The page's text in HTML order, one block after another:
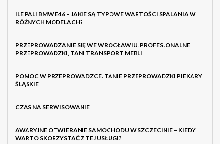
ILE PALI BMW E46 – JAKIE SĄ TYPOWE WARTOŚCI SPALANIA W
RÓŻNYCH MODELACH?
PRZEPROWADZANIE SIĘ WE WROCŁAWIU. PROFESJONALNE
PRZEPROWADZKI, TANI TRANSPORT MEBLI
POMOC W PRZEPROWADZCE. TANIE PRZEPROWADZKI PIEKARY
ŚLĄSKIE
CZAS NA SERWISOWANIE
AWARYJNE OTWIERANIE SAMOCHODU W SZCZECINIE – KIEDY
WARTO SKORZYSTAĆ Z TEJ USŁUGI?